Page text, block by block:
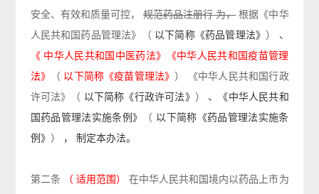
安全、有效和质量可控，
规范药品注册行 为， 根据《中华
人民共和国药品管理法》
（ 以下简称《药品管理法》 ）
、
《 中华人民共和国中医药法》《中华人民共和国疫苗管理
法》
（ 以下简称《疫苗管理法》 ）
《中华人民共和国行政
许可法》
（ 以下简称《行政许可法》 ）
、《中华人民共和
国药品管理法实施条例》
（ 以下简称《药品管理法实施条
例》 ） ， 制定本办法。
第二条 （ 适用范围） 在中华人民共和国境内以药品上市为